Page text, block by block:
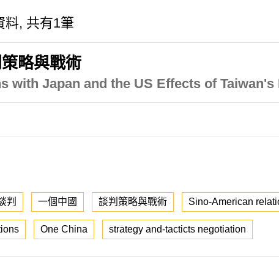
料, 共有1筆
略與戰術
with Japan and the US Effects of
判 一個中國 談判策略與戰術 Sino-American
One China strategy and-tacticts negotiation